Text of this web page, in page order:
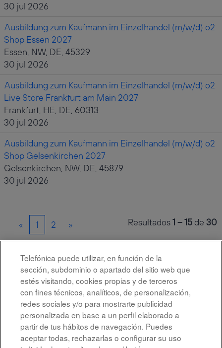
30 jul 2026
Ausbildung zum Kaufmann im Einzelhandel (m/w/d) o2
Shop Essen 2027
Essen, NW, DE, 45329
30 jul 2026
Ausbildung zum Kaufmann im Einzelhandel (m/w/d) o2
Live Store Frankfurt am Main 2027
Frankfurt, HE, DE, 60313
30 jul 2026
Ausbildung zum Kaufmann im Einzelhandel (m/w/d) o2
Shop Gelsenkirchen 2027
Gelsenkirchen, NW, DE, 45879
30 jul 2026
Resultados1 – 15 de 30
« 1 2 »
Seleccione la frecuencia (en días) para recibir una
alerta:
Crear alerta
Telefónica puede utilizar, en función de la
sección, subdominio o apartado del sitio web que
estés visitando, cookies propias y de terceros
con fines técnicos, analíticos, de personalización,
redes sociales y/o para mostrarte publicidad
personalizada en base a un perfil elaborado a
partir de tus hábitos de navegación. Puedes
aceptar todas, rechazarlas o configurar su uso